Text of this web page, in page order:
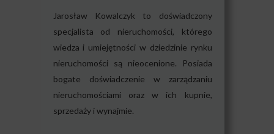
Jarosław Kowalczyk to doświadczony
specjalista od nieruchomości, którego
wiedza i umiejętności w dziedzinie rynku
nieruchomości są nieocenione. Posiada
bogate doświadczenie w zarządzaniu
nieruchomościami oraz w ich kupnie,
sprzedaży i wynajmie.